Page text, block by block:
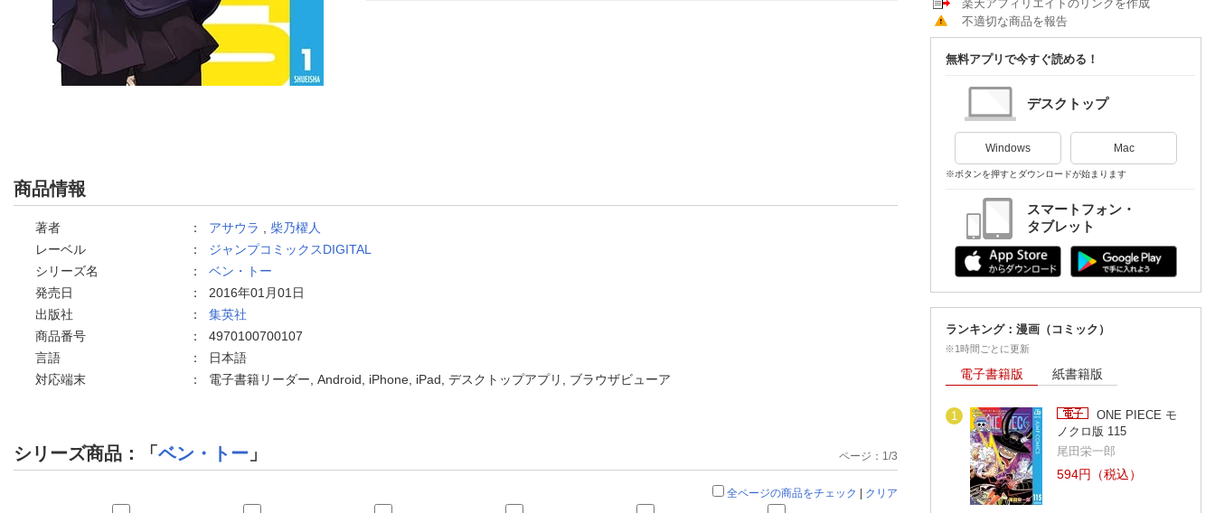
商品情報
著者 ： アサウラ
柴乃櫂人
レーベル
： ジャンプコミックスDIGITAL
シリーズ名
： ベン・トー
発売日
： 2016年01月01日
出版社
： 集英社
商品番号
： 4970100700107
言語
：
日本語
対応端末
： 電子書籍リーダー, Android, iPhone, iPad, デスクトップアプリ, ブラウザビューア
シリーズ商品：「 ベン・トー 」 ページ：1/3
全ページの商品をチェック クリア
楽天アフィリエイトのリンクを作成
不適切な商品を報告
無料アプリで今すぐ読める！
デスクトップ
Windows Mac
※ボタンを押すとダウンロードが始まります
スマートフォン・
タブレット
ランキング：漫画（コミック）
※1時間ごとに更新
電子書籍版 紙書籍版
1
ONE PIECE モ
ノクロ版 115
尾田栄一郎
594円（税込）